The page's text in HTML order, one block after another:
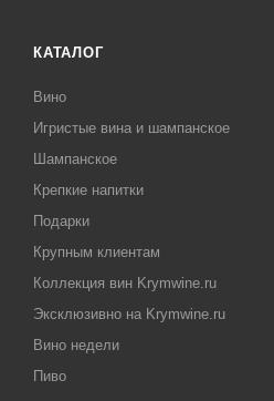
КАТАЛОГ
Вино
Игристые вина и шампанское
Шампанское
Крепкие напитки
Подарки
Крупным клиентам
Коллекция вин Krymwine.ru
Эксклюзивно на Krymwine.ru
Вино недели
Пиво